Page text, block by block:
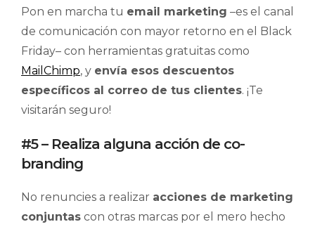
Pon en marcha tu email marketing –es el canal
de comunicación con mayor retorno en el Black
Friday– con herramientas gratuitas como
MailChimp, y envía esos descuentos
específicos al correo de tus clientes. ¡Te
visitarán seguro!
#5 – Realiza alguna acción de co-
branding
No renuncies a realizar acciones de marketing
conjuntas con otras marcas por el mero hecho